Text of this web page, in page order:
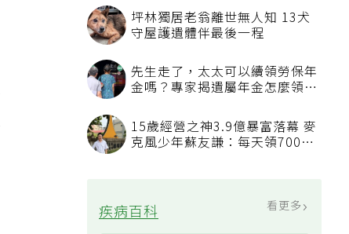
坪林獨居老翁離世無人知 13犬
守屋護遺體伴最後一程
先生走了，太太可以續領勞保年
15歲經營之神3.9億暴富落幕 麥
克風少年蘇友謙：每天領700元
疾病百科